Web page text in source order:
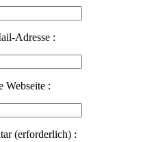
Adresse :
Webseite :
(erforderlich) :